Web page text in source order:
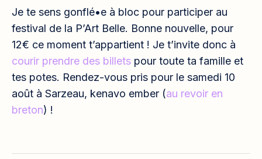
Je te sens gonflé•e à bloc pour participer au
festival de la P’Art Belle. Bonne nouvelle, pour
12€ ce moment t’appartient ! Je t’invite donc à
courir prendre des billets pour toute ta famille et
tes potes. Rendez-vous pris pour le samedi 10
août à Sarzeau, kenavo ember (au revoir en
breton) !